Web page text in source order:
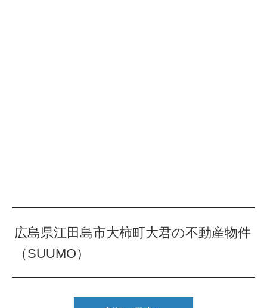
広島県江田島市大柿町大君の不動産物件
（SUUMO）